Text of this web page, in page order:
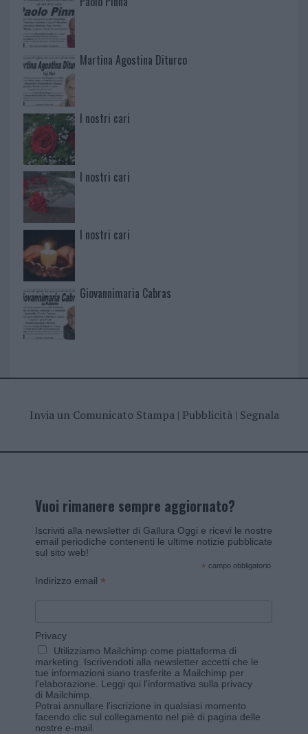
Martina Agostina Diturco
I nostri cari
I nostri cari
I nostri cari
Giovannimaria Cabras
Invia un Comunicato Stampa| Pubblicità| Segnala
Vuoi rimanere sempre aggiornato?
Iscriviti alla newsletter di Gallura Oggi e ricevi le nostre
email periodiche contenenti le ultime notizie pubblicate
sul sito web!
* campo obbligatorio
Indirizzo email *
Privacy
Utilizziamo Mailchimp come piattaforma di
marketing. Iscrivendoti alla newsletter accetti che le
tue informazioni siano trasferite a Mailchimp per
l'elaborazione. Leggi qui l'informativa sulla privacy
di Mailchimp
Potrai annullare l'iscrizione in qualsiasi momento
facendo clic sul collegamento nel piè di pagina delle
nostre e-mail.